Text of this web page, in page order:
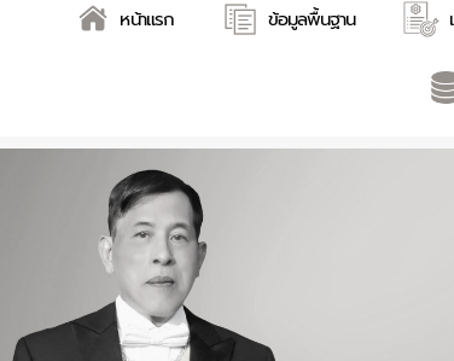
หน้าแรก ข้อมูลพื้นฐาน